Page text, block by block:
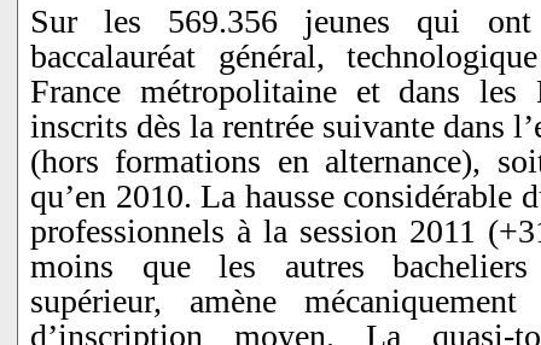
Sur les 569.356 jeunes qui
baccalauréat général,
France métropolitaine et dans
inscrits dès la rentrée suivante dans
(hors formations en alternance),
qu’en 2010. La hausse considérable
professionnels à la session 2011
moins que les autres bacheliers
supérieur, amène
d’inscription moyen. La quasi-